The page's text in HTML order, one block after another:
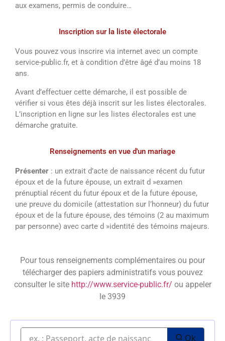
aux examens, permis de conduire…
Inscription sur la liste électorale
Vous pouvez vous inscrire via internet avec un compte
service-public.fr, et à condition d’être âgé d’au moins 18
ans.
Avant d’effectuer cette démarche, il est possible de
vérifier si vous êtes déjà inscrit sur les listes électorales.
L’inscription en ligne sur les listes électorales est une
démarche gratuite.
Renseignements en vue d'un mariage
Présenter : un extrait d’acte de naissance récent du futur
époux et de la future épouse, un extrait d »examen
prénuptial récent du futur époux et de la future épouse,
une preuve du domicile (attestation sur l’honneur) du futur
époux et de la future épouse, des témoins (2 au maximum
par personne) avec carte d »identité des témoins majeurs.
Pour tous renseignements complémentaires ou pour
télécharger des papiers administratifs vous pouvez
consulter le site http://www.service-public.fr/ ou appeler
le 3939
Ok